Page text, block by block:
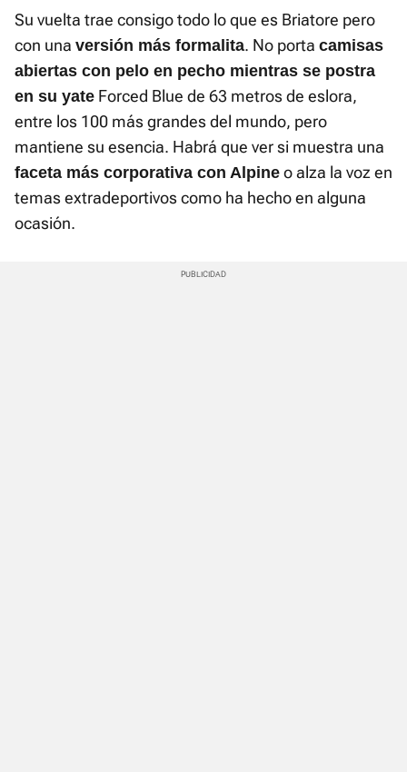
Su vuelta trae consigo todo lo que es Briatore pero
con una versión más formalita. No porta camisas
abiertas con pelo en pecho mientras se postra
en su yate Forced Blue de 63 metros de eslora,
entre los 100 más grandes del mundo, pero
mantiene su esencia. Habrá que ver si muestra una
faceta más corporativa con Alpine o alza la voz en
temas extradeportivos como ha hecho en alguna
ocasión.